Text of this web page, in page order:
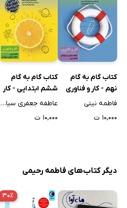
کتاب گام به گام
نهم - کار و فناوری
فاطمه نیتی
۱۰,۰۰۰ ت
کتاب گام به گام
ششم ابتدایی - کار
و فناوری
عاطفه جعفری سیاوشانی
۱۰,۰۰۰ ت
دیگر کتاب‌های فاطمه رحیمی
۳۰٪